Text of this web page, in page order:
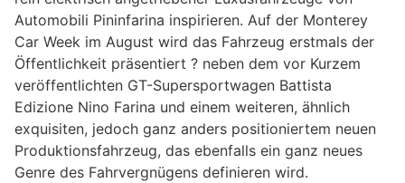
Automobili Pininfarina inspirieren. Auf der Monterey
Car Week im August wird das Fahrzeug erstmals der
Öffentlichkeit präsentiert ? neben dem vor Kurzem
veröffentlichten GT-Supersportwagen Battista
Edizione Nino Farina und einem weiteren, ähnlich
exquisiten, jedoch ganz anders positioniertem neuen
Produktionsfahrzeug, das ebenfalls ein ganz neues
Genre des Fahrvergnügens definieren wird.